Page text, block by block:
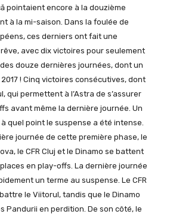
pointaient encore à la douzième
à la mi-saison. Dans la foulée de
ces derniers ont fait une
avec dix victoires pour seulement
douze dernières journées, dont un
! Cinq victoires consécutives, dont
qui permettent à l’Astra de s’assurer
avant même la dernière journée. Un
quel point le suspense a été intense.
journée de cette première phase, le
le CFR Cluj et le Dinamo se battent
en play-offs. La dernière journée
un terme au suspense. Le CFR
le Viitorul, tandis que le Dinamo
Pandurii en perdition. De son côté, le